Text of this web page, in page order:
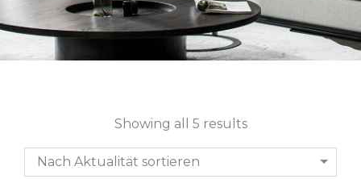
Showing all 5 results
Nach Aktualität sortieren